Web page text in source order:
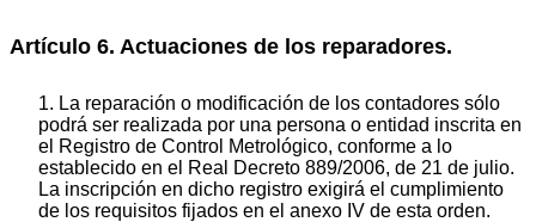
Artículo 6. Actuaciones de los reparadores.
1. La reparación o modificación de los contadores sólo
podrá ser realizada por una persona o entidad inscrita en
el Registro de Control Metrológico, conforme a lo
establecido en el Real Decreto 889/2006, de 21 de julio.
La inscripción en dicho registro exigirá el cumplimiento
de los requisitos fijados en el anexo IV de esta orden.